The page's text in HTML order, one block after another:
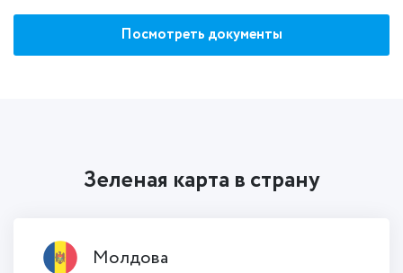
Посмотреть документы
Зеленая карта в страну
Молдова